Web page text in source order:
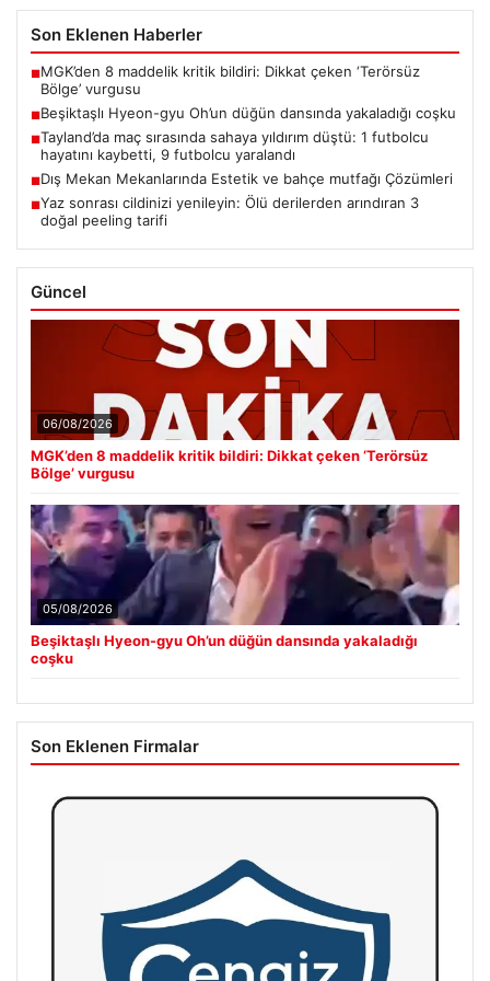
Son Eklenen Haberler
■MGK’den 8 maddelik kritik bildiri: Dikkat çeken ‘Terörsüz
Bölge’ vurgusu
■Beşiktaşlı Hyeon-gyu Oh’un düğün dansında yakaladığı coşku
■Tayland’da maç sırasında sahaya yıldırım düştü: 1 futbolcu
hayatını kaybetti, 9 futbolcu yaralandı
■Dış Mekan Mekanlarında Estetik ve bahçe mutfağı Çözümleri
■Yaz sonrası cildinizi yenileyin: Ölü derilerden arındıran 3
doğal peeling tarifi
Güncel
06/08/2026
MGK’den 8 maddelik kritik bildiri: Dikkat çeken ‘Terörsüz
Bölge’ vurgusu
05/08/2026
Beşiktaşlı Hyeon-gyu Oh’un düğün dansında yakaladığı
coşku
Son Eklenen Firmalar